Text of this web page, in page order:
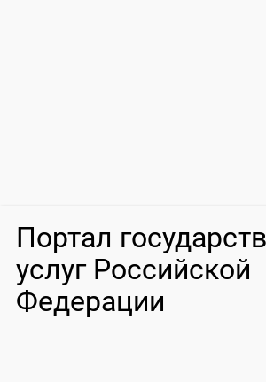
Портал
услуг Российской
Федерации